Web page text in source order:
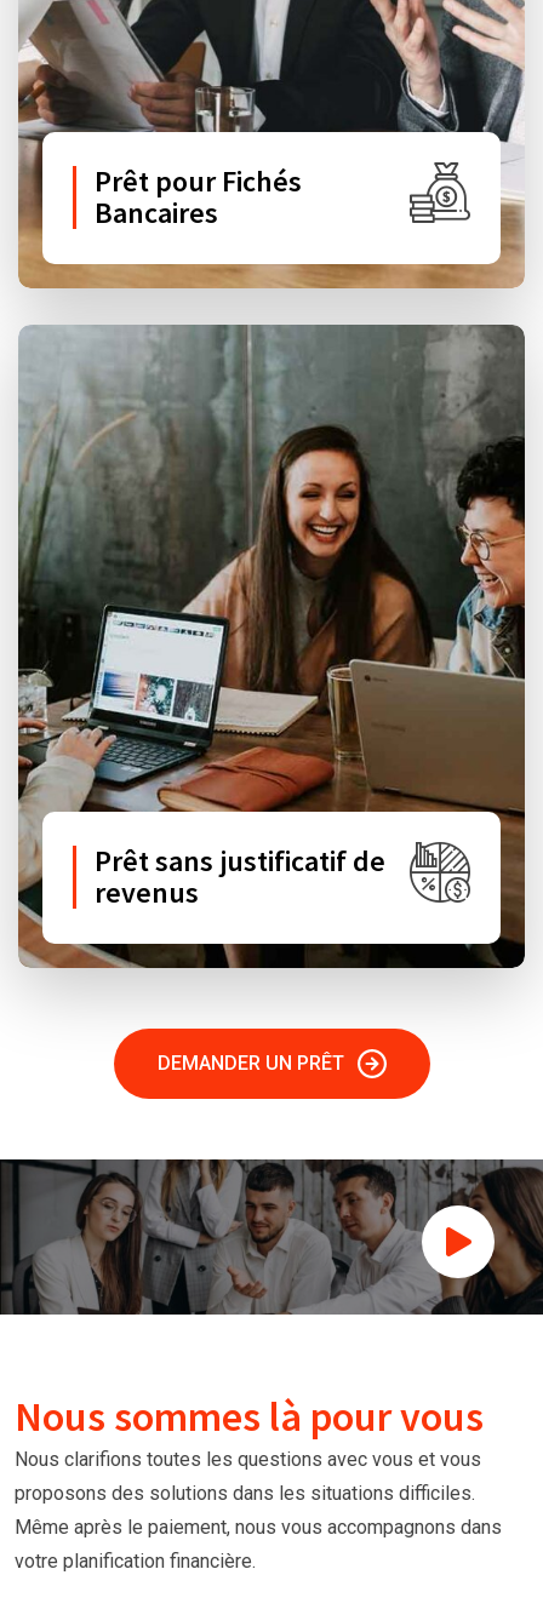
Prêt pour Fichés
Bancaires
Prêt sans justificatif de
revenus
DEMANDER UN PRÊT
Nous sommes là pour vous
Nous clarifions toutes les questions avec vous et vous
proposons des solutions dans les situations difficiles.
Même après le paiement, nous vous accompagnons dans
votre planification financière.